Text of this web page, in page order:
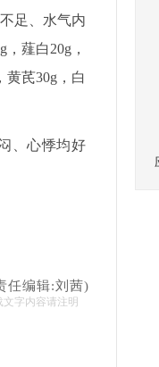
足、水气内
薤白20g，
黄芪30g，白
、心悸均好
任编辑:刘茜)
字内容请注明